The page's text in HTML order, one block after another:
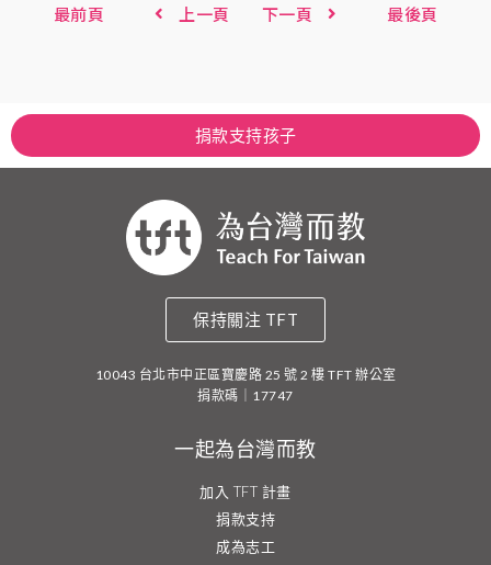
最前頁 上一頁 下一頁 最後頁
捐款支持孩子
保持關注 TFT
10043 台北市中正區寶慶路 25 號 2 樓 TFT 辦公室
捐款碼｜17747
一起為台灣而教
加入 TFT 計畫
捐款支持
成為志工